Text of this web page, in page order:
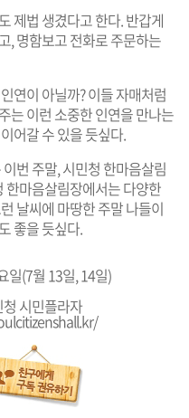
제법 생겼다고 한다. 반갑게
, 명함보고 전화로 주문하는
연이 아닐까? 이들 자매처럼
는 이런 소중한 인연을 만나는
어갈 수 있을 듯싶다.
번 주말, 시민청 한마음살림
한마음살림장에서는 다양한
날씨에 마땅한 주말 나들이
좋을 듯싶다.
일(7월 13일, 14일)
시민플라자